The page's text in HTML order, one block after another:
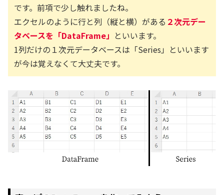
です。前項で少し触れましたね。
エクセルのように行と列（縦と横）がある ２次元デー
タベースを「DataFrame」 といいます。
1列だけの１次元データベースは「Series」といいます
が今は覚えなくて大丈夫です。